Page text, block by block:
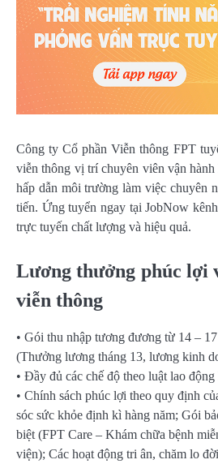
Công ty Cổ phần Viễn thông FPT
viễn thông vị trí chuyên viên vận
hấp dẫn môi trường làm việc chuyên
tiến. Ứng tuyển ngay tại JobNow
trực tuyến chất lượng và hiệu quả.
Lương thưởng phúc lợi
viễn thông
• Gói thu nhập tương đương từ 14 –
(Thưởng lương tháng 13, lương kinh
• Đầy đủ các chế độ theo luật lao động
• Chính sách phúc lợi theo quy định
sóc sức khỏe định kì hàng năm; Gói
biệt (FPT Care – Khám chữa bệnh
viện); Các hoạt động tri ân, chăm lo